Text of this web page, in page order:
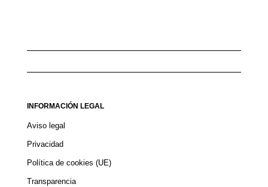
INFORMACIÓN LEGAL
Aviso legal
Privacidad
Política de cookies (UE)
Transparencia